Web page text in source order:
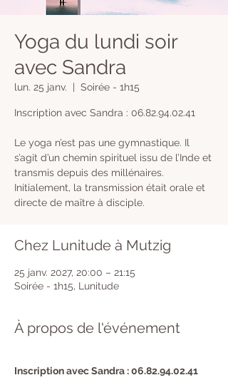
Yoga du lundi soir
avec Sandra
lun. 25 janv. Soirée - 1h15
Inscription avec Sandra : 06.82.94.02.41
Le yoga n’est pas une gymnastique. Il
s’agit d’un chemin spirituel issu de l’Inde et
transmis depuis des millénaires.
Initialement, la transmission était orale et
directe de maître à disciple.
Chez Lunitude à Mutzig
25 janv. 2027, 20:00 – 21:15
Soirée - 1h15, Lunitude
À propos de l'événement
Inscription avec Sandra : 06.82.94.02.41